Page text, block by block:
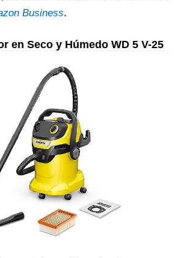
Business.
en Seco y Húmedo WD 5 V-25